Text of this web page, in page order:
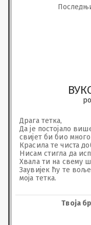
Драга тетка,
Да је постојало
свијет би био
Красила те чиста
Нисам стигла да
Хвала ти на свему
Заувијек ћу те
моја тетка.
Твоја